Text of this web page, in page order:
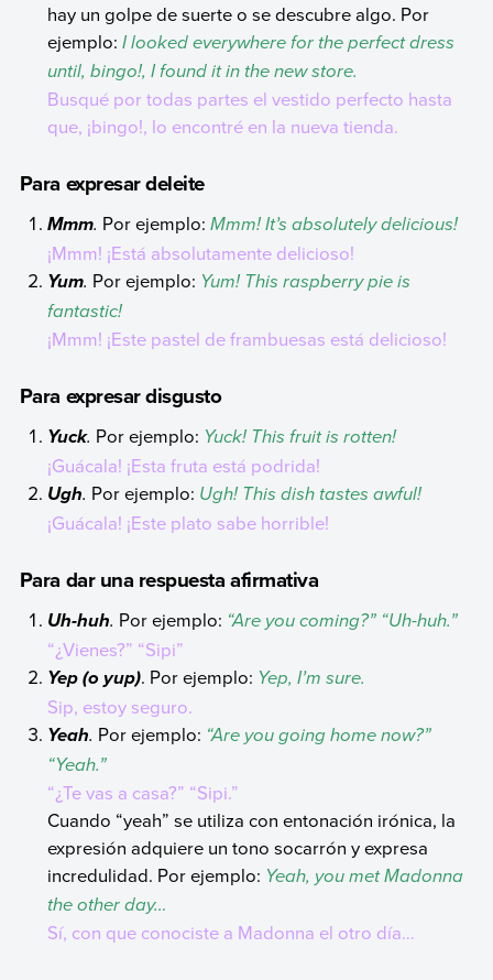
hay un golpe de suerte o se descubre algo. Por
ejemplo:I looked everywhere for the perfect dress
until, bingo!, I found it in the new store.
Busqué por todas partes el vestido perfecto hasta
que, ¡bingo!, lo encontré en la nueva tienda.
Para expresar deleite
Mmm. Por ejemplo:Mmm! It’s absolutely delicious!
¡Mmm! ¡Está absolutamente delicioso!
Yum. Por ejemplo: Yum! This raspberry pie is
fantastic!
¡Mmm! ¡Este pastel de frambuesas está delicioso!
Para expresar disgusto
Yuck. Por ejemplo: Yuck! This fruit is rotten!
¡Guácala! ¡Esta fruta está podrida!
Ugh. Por ejemplo: Ugh! This dish tastes awful!
¡Guácala! ¡Este plato sabe horrible!
Para dar una respuesta afirmativa
Uh-huh. Por ejemplo: “Are you coming?” “Uh-huh.”
“¿Vienes?” “Sipi”
Yep (o yup). Por ejemplo: Yep, I’m sure.
Sip, estoy seguro.
Yeah. Por ejemplo: “Are you going home now?”
“Yeah.”
“¿Te vas a casa?” “Sipi.”
Cuando “yeah” se utiliza con entonación irónica, la
expresión adquiere un tono socarrón y expresa
incredulidad. Por ejemplo: Yeah, you met Madonna
the other day…
Sí, con que conociste a Madonna el otro día…